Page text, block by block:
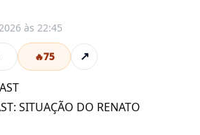
às 22:45
🔥75 ↗
SITUAÇÃO DO RENATO